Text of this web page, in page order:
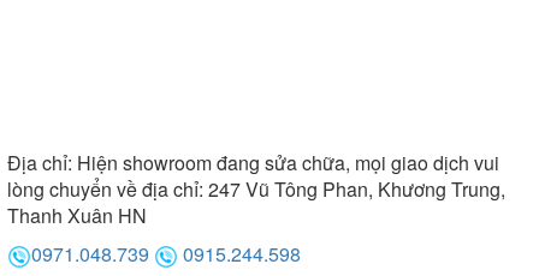
Địa chỉ: Hiện showroom đang sửa chữa, mọi giao dịch vui
lòng chuyển về địa chỉ: 247 Vũ Tông Phan, Khương Trung,
Thanh Xuân HN
0971.048.739
0915.244.598